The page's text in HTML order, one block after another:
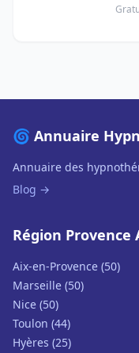
🌀 Annuaire
Annuaire des
Blog →
Région Provence
Aix-en-Provence (50)
Marseille (50)
Nice (50)
Toulon (44)
Hyères (25)